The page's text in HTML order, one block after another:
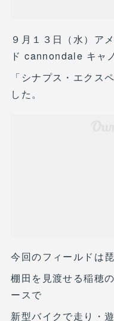
９月１３日（水）ア
ド cannondale キャ
「シナプス・エクス
した。
今回のフィールドは
棚田を見渡せる稲穂
ースで
新型バイクで走り・